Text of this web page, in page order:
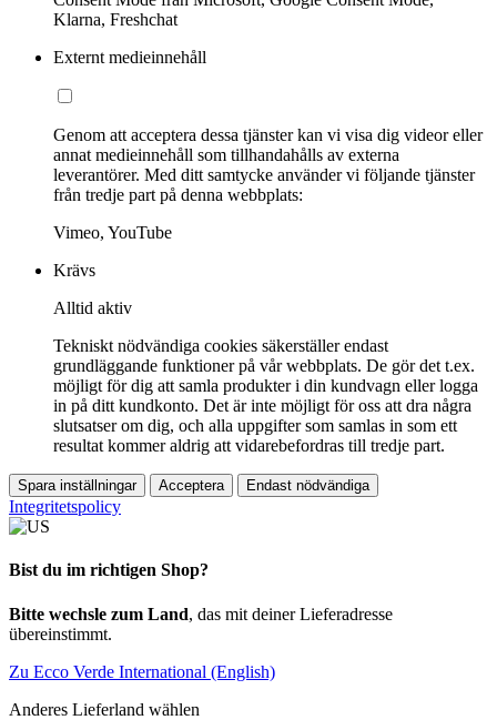
Klarna, Freshchat
Externt medieinnehåll
Genom att acceptera dessa tjänster kan vi visa dig videor eller
annat medieinnehåll som tillhandahålls av externa
leverantörer. Med ditt samtycke använder vi följande tjänster
från tredje part på denna webbplats:
Vimeo, YouTube
Krävs
Alltid aktiv
Tekniskt nödvändiga cookies säkerställer endast
grundläggande funktioner på vår webbplats. De gör det t.ex.
möjligt för dig att samla produkter i din kundvagn eller logga
in på ditt kundkonto. Det är inte möjligt för oss att dra några
slutsatser om dig, och alla uppgifter som samlas in som ett
resultat kommer aldrig att vidarebefordras till tredje part.
Spara inställningar Acceptera Endast nödvändiga
Integritetspolicy
Bist du im richtigen Shop?
Bitte wechsle zum Land, das mit deiner Lieferadresse
übereinstimmt.
Zu Ecco Verde International (English)
Anderes Lieferland wählen